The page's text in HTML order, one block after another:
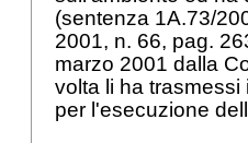
(sentenza 1A.73/
2001, n. 66, pag.
marzo 2001 dalla
volta li ha trasmessi
per l'esecuzione